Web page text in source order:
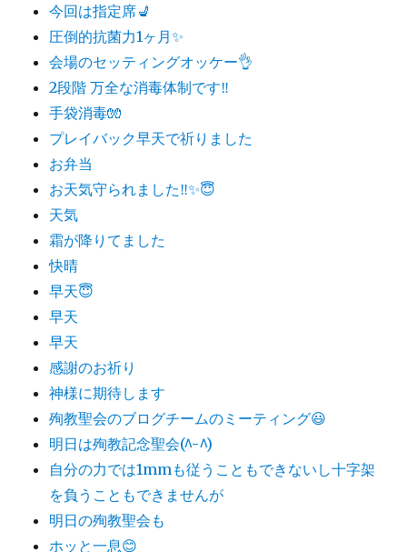
今回は指定席💺
圧倒的抗菌力1ヶ月✨
会場のセッティングオッケー👌
2段階 万全な消毒体制です‼️
手袋消毒🧤
プレイバック早天で祈りました
お弁当
お天気守られました‼️✨😇
天気
霜が降りてました
快晴
早天😇
早天
早天
感謝のお祈り
神様に期待します
殉教聖会のブログチームのミーティング😃
明日は殉教記念聖会(^-^)
自分の力では1mmも従うこともできないし十字架
を負うこともできませんが
明日の殉教聖会も
ホッと一息😊